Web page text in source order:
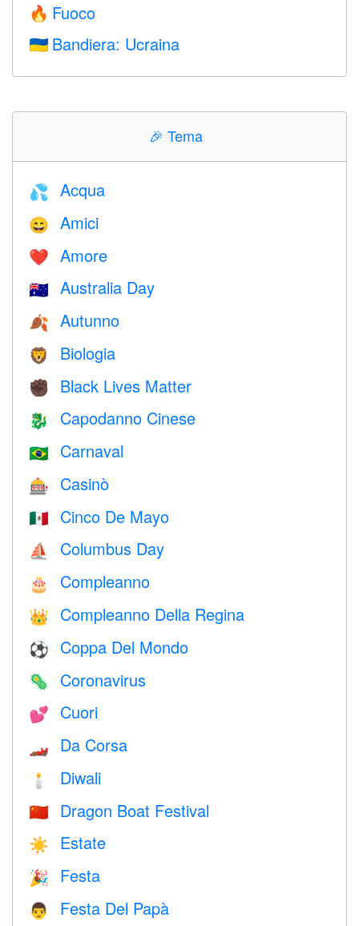
🔥 Fuoco
🇺🇦 Bandiera: Ucraina
🎉 Tema
💦 Acqua
😄 Amici
❤️️ Amore
🇦🇺 Australia Day
🍂 Autunno
🦁 Biologia
✊🏿 Black Lives Matter
🐉 Capodanno Cinese
🇧🇷 Carnaval
🎰 Casinò
🇲🇽 Cinco De Mayo
⛵️ Columbus Day
🎂 Compleanno
👑 Compleanno Della Regina
⚽ Coppa Del Mondo
🦠 Coronavirus
💕 Cuori
🏎 Da Corsa
🕯 Diwali
🇨🇳 Dragon Boat Festival
☀️ Estate
🎉 Festa
👨 Festa Del Papà